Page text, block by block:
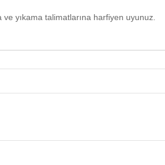
yıkama talimatlarına harfiyen uyunuz.